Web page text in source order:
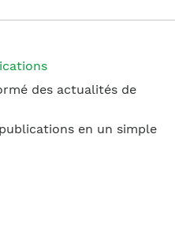
des actualités de
en un simple